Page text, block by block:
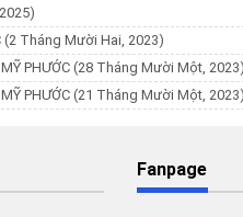
(2 Tháng Mười Hai, 2023)
PHƯỚC(28 Tháng Mười Một, 2023)
PHƯỚC (21 Tháng Mười Một, 2023)
Fanpage